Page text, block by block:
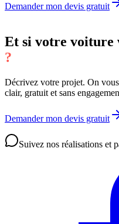
Demander mon devis gratuit
Et si votre voiture
?
Décrivez votre projet. On
clair, gratuit et sans
Demander mon devis gratuit
Suivez nos réalisations et